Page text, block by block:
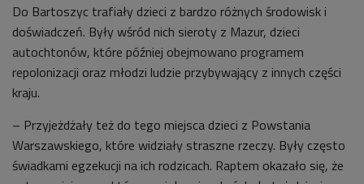
Do Bartoszyc trafiały dzieci z bardzo różnych środowisk i
doświadczeń. Były wśród nich sieroty z Mazur, dzieci
autochtonów, które później obejmowano programem
repolonizacji oraz młodzi ludzie przybywający z innych części
kraju.
– Przyjeżdżały też do tego miejsca dzieci z Powstania
Warszawskiego, które widziały straszne rzeczy. Były często
świadkami egzekucji na ich rodzicach. Raptem okazało się, że